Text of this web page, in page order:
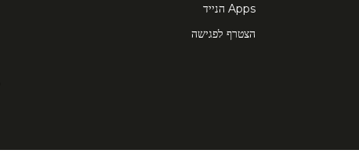
Apps הנייד
הצטרף לפגישה